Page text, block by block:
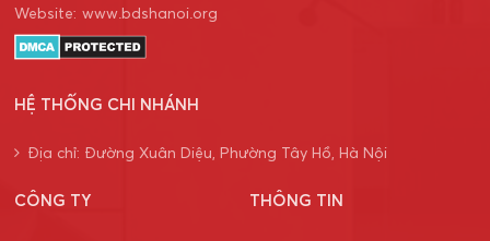
Website: www.bdshanoi.org
HỆ THỐNG CHI NHÁNH
Địa chỉ: Đường Xuân Diệu, Phường Tây Hồ, Hà Nội
CÔNG TY THÔNG TIN